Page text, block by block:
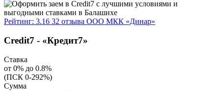
Рейтинг: 3.16 32 отзыва ООО МКК «Динар»
Credit7 - «Кредит7»
Ставка
от 0% до 0.8%
(ПСК 0-292%)
Сумма